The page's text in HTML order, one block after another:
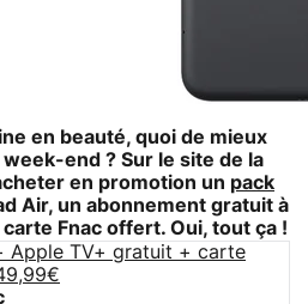
en beauté, quoi de mieux
end ? Sur le site de la
en promotion un pack
Air, un abonnement gratuit à
Fnac offert. Oui, tout ça !
Apple TV+ gratuit + carte